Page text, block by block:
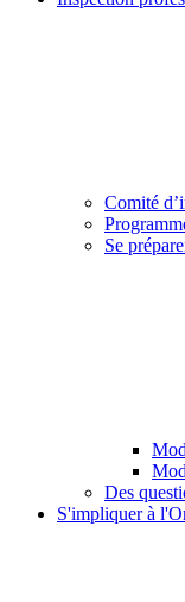
Comité
Se
Des
S'impliquer à